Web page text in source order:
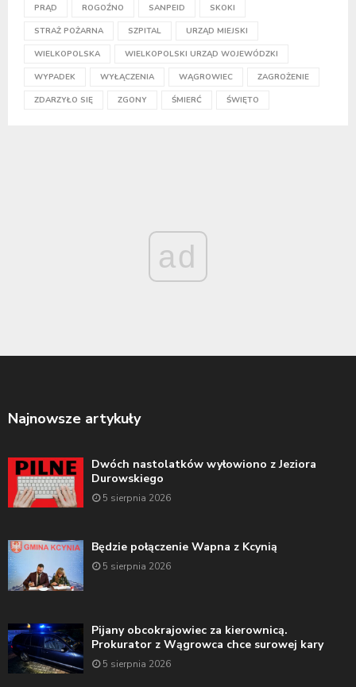
PRĄD ROGOŹNO SANPEID SKOKI
STRAŻ POŻARNA SZPITAL URZĄD MIEJSKI
WIELKOPOLSKA WIELKOPOLSKI URZĄD WOJEWÓDZKI
WYPADEK WYŁĄCZENIA WĄGROWIEC ZAGROŻENIE
ZDARZYŁO SIĘ ZGONY ŚMIERĆ ŚWIĘTO
ad
Najnowsze artykuły
Dwóch nastolatków wyłowiono z Jeziora
Durowskiego
5 sierpnia 2026
Będzie połączenie Wapna z Kcynią
5 sierpnia 2026
Pijany obcokrajowiec za kierownicą.
Prokurator z Wągrowca chce surowej kary
5 sierpnia 2026